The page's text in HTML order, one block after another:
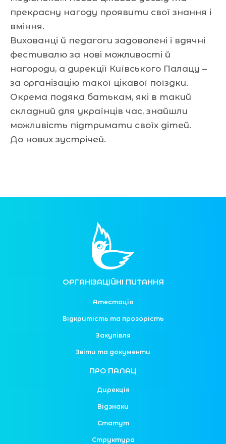
прекрасну нагоду проявити свої знання і
вміння.
Вихованці й педагоги задоволені і вдячні
фестивалю за нові можливості й
нагороди, а дирекції Київського Палацу –
за організацію такої цікавої поїздки.
Окрема подяка батькам, які в такий
складний для українців час, знайшли
можливість підтримати своїх дітей.
До нових зустрічей.
ОРГАНІЗАЦІЙНІ ПИТАННЯ
Атестація
Відкритість та прозорість
Закупівля
Звіти та документи
ПРО ПАЛАЦ
Дирекція
Відзнаки
Статут
Структура